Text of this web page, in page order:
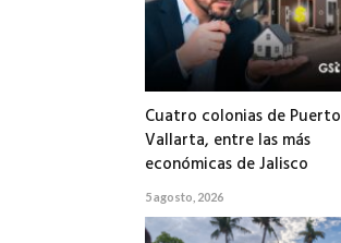
Cuatro colonias de Puerto
Vallarta, entre las más
económicas de Jalisco
5 agosto, 2026